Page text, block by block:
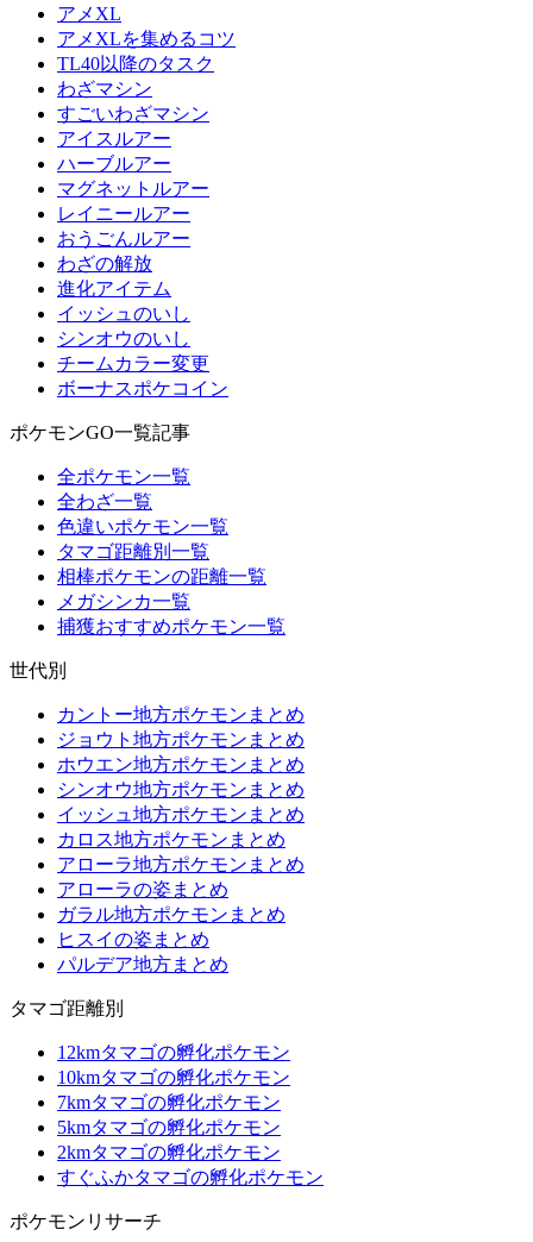
アメXL
アメXLを集めるコツ
TL40以降のタスク
わざマシン
すごいわざマシン
アイスルアー
ハーブルアー
マグネットルアー
レイニールアー
おうごんルアー
わざの解放
進化アイテム
イッシュのいし
シンオウのいし
チームカラー変更
ボーナスポケコイン
ポケモンGO一覧記事
全ポケモン一覧
全わざ一覧
色違いポケモン一覧
タマゴ距離別一覧
相棒ポケモンの距離一覧
メガシンカ一覧
捕獲おすすめポケモン一覧
世代別
カントー地方ポケモンまとめ
ジョウト地方ポケモンまとめ
ホウエン地方ポケモンまとめ
シンオウ地方ポケモンまとめ
イッシュ地方ポケモンまとめ
カロス地方ポケモンまとめ
アローラ地方ポケモンまとめ
アローラの姿まとめ
ガラル地方ポケモンまとめ
ヒスイの姿まとめ
パルデア地方まとめ
タマゴ距離別
12kmタマゴの孵化ポケモン
10kmタマゴの孵化ポケモン
7kmタマゴの孵化ポケモン
5kmタマゴの孵化ポケモン
2kmタマゴの孵化ポケモン
すぐふかタマゴの孵化ポケモン
ポケモンリサーチ